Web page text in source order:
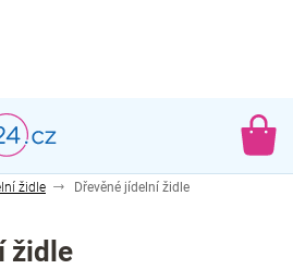
židle Dřevěné jídelní židle
židle